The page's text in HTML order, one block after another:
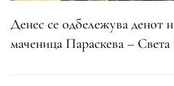
Денес се одбележува денот
маченица Параскева –